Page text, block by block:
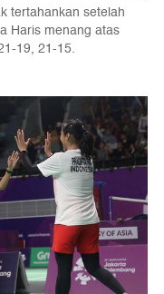
tertahankan setelah
Haris menang atas
19, 21-15.